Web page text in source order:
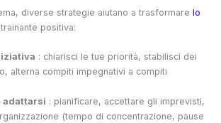
diverse strategie aiutano a trasformare lo
positiva:
: chiarisci le tue priorità, stabilisci dei
alterna compiti impegnativi a compiti
adattarsi : pianificare, accettare gli imprevisti,
(tempo di concentrazione, pause